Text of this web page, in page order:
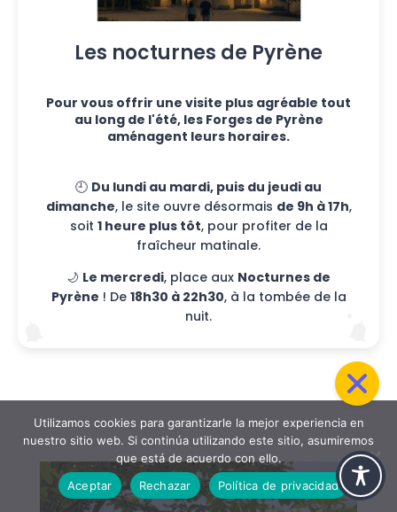
🌳 Área de picnic: almuerzo en plena
Para aquellos que prefieren la sencillez, hay
unabonita zona de picnic a la sombra .
Allí se puede comer tranquilamente, a orillas
niños juegan en la hierba.
Un auténtico momento de relajación100 %
Les nocturnes de Pyrène
Pour vous offrir une visite plus agréable tout
au long de l'été, les Forges de Pyrène
aménagent leurs horaires.
🕘 Du lundi au mardi, puis du jeudi au
dimanche, le site ouvre désormais de 9h à 17h,
soit 1 heure plus tôt, pour profiter de la
fraîcheur matinale.
🌙 Le mercredi, place aux Nocturnes de
Pyrène ! De 18h30 à 22h30, à la tombée de la
nuit.
Utilizamos cookies para garantizarle la mejor experiencia en
nuestro sitio web. Si continúa utilizando este sitio, asumiremos
que está de acuerdo con ello.
Aceptar
Rechazar Política de privacidad